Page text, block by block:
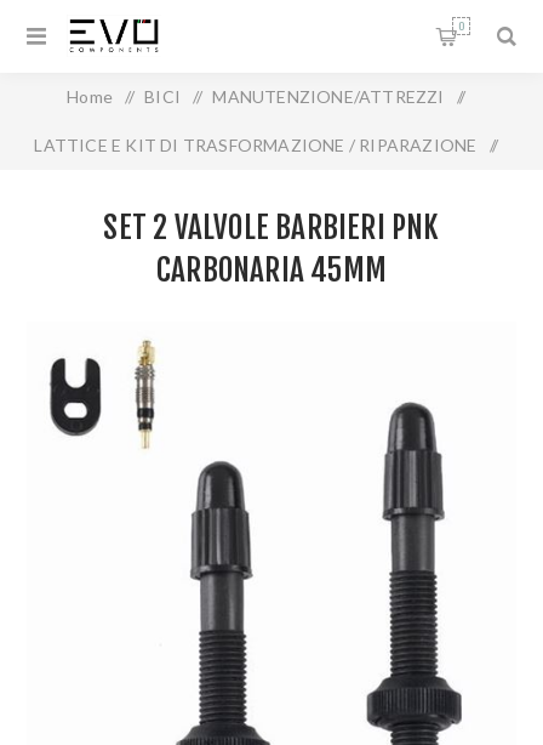
0
Home / BICI / MANUTENZIONE/ATTREZZI /
LATTICE E KIT DI TRASFORMAZIONE / RIPARAZIONE /
SET 2 VALVOLE BARBIERI PNK
CARBONARIA 45MM